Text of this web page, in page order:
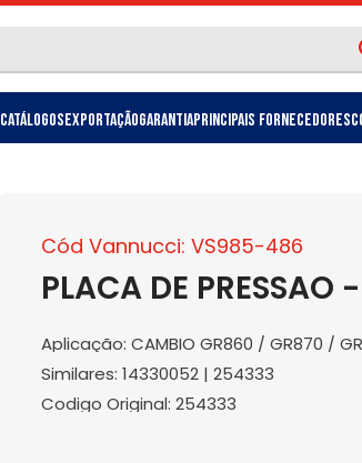
CatálogosExportaçãoGarantiaPrincipais Fornecedores
Cód Vannucci: VS985-486
PLACA DE
Aplicação: CAMBIO GR860 / GR870 /
Similares: 14330052 | 254333
Codigo Original: 254333